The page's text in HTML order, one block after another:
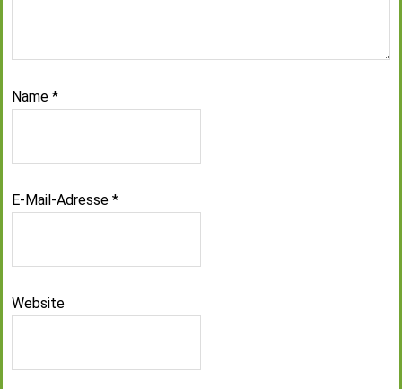
Name *
E-Mail-Adresse *
Website